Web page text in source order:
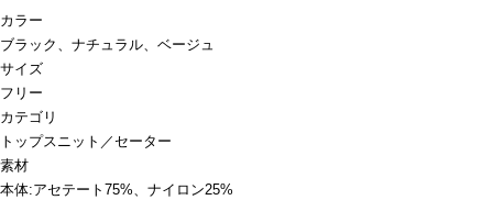
カラー
ブラック、ナチュラル、ベージュ
サイズ
フリー
カテゴリ
トップスニット／セーター
素材
本体:アセテート75%、ナイロン25%